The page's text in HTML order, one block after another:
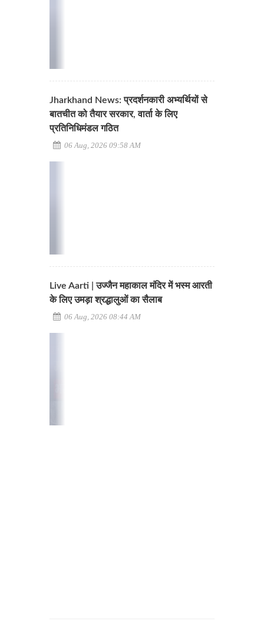
Jharkhand News: प्रदर्शनकारी अभ्यर्थियों से
बातचीत को तैयार सरकार, वार्ता के लिए
प्रतिनिधिमंडल गठित
06 Aug, 2026 09:58 AM
Live Aarti | उज्जैन महाकाल मंदिर में भस्म आरती
के लिए उमड़ा श्रद्धालुओं का सैलाब
06 Aug, 2026 08:44 AM